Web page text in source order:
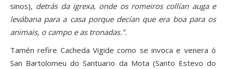
sinos), detrás da igrexa, onde os romeiros collían auga e
levábana para a casa porque decían que era boa para os
animais, o campo e as tronadas.”.
Tamén refire Cacheda Vigide como se invoca e venera ó
San Bartolomeu do Santuario da Mota (Santo Estevo do